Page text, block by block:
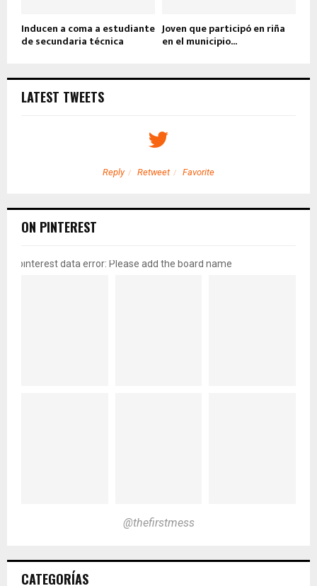
Inducen a coma a estudiante
de secundaria técnica
Joven que participó en riña
en el municipio...
LATEST TWEETS
Reply Retweet Favorite
ON PINTEREST
pinterest data error: Please add the board name
@thefirstmess
CATEGORÍAS